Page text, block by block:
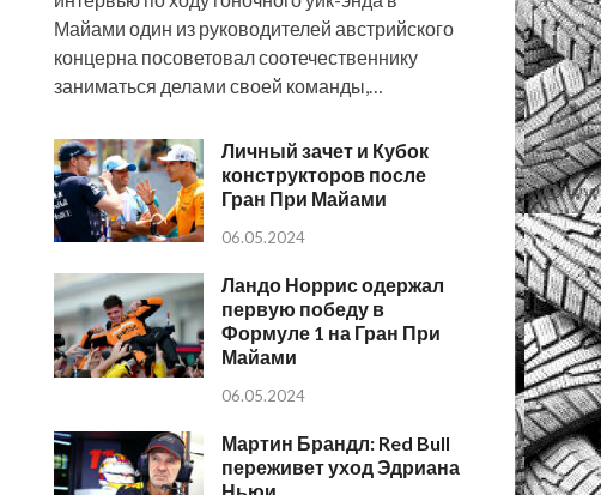
Майами один из руководителей австрийского
концерна посоветовал соотечественнику
заниматься делами своей команды,…
Личный зачет и Кубок
конструкторов после
Гран При Майами
06.05.2024
Ландо Норрис одержал
первую победу в
Формуле 1 на Гран При
Майами
06.05.2024
Мартин Брандл: Red Bull
переживет уход Эдриана